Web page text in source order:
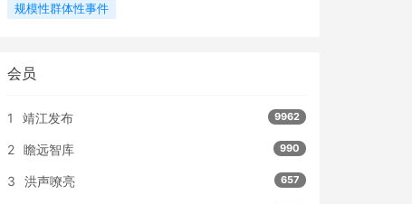
规模性群体性事件
会员
1 靖江发布 9962
2 瞻远智库 990
3 洪声嘹亮 657